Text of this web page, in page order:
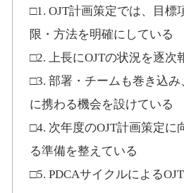
□1. OJT計画策定では、目標
限・方法を明確にしている
□2. 上長にOJTの状況を逐次
□3. 部署・チームも巻き込
に携わる機会を設けている
□4. 次年度のOJT計画策定に
る準備を整えている
□5. PDCAサイクルによる